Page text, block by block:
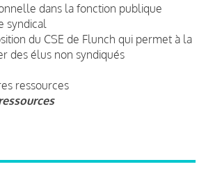
dans la fonction publique
syndical
du CSE de Flunch qui permet à la
des élus non syndiqués
ressources